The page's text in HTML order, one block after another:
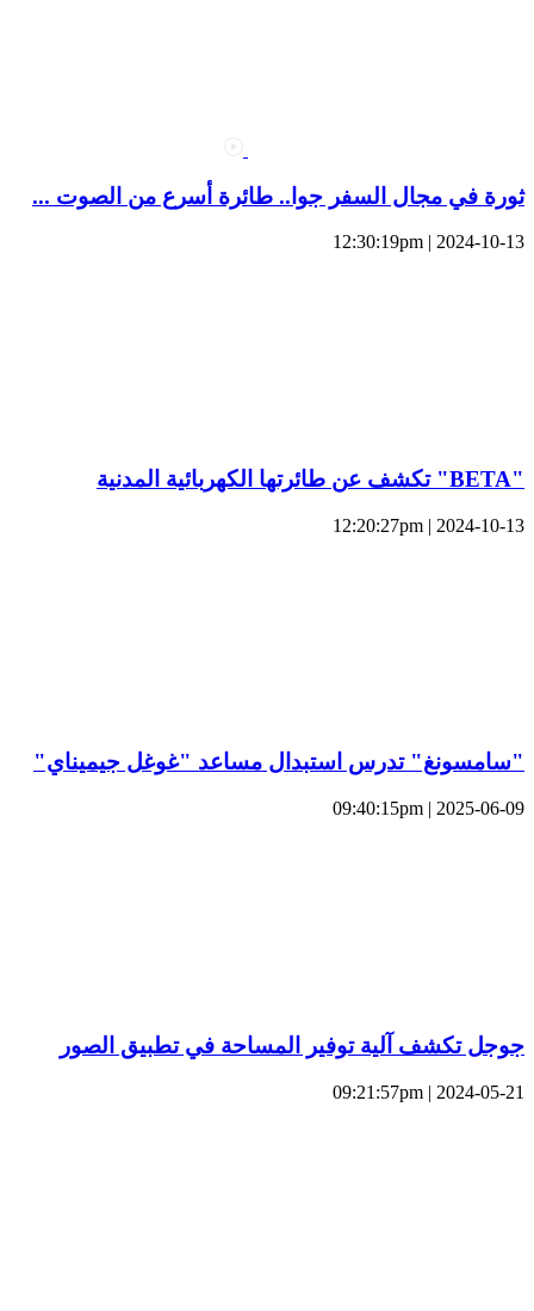
ثورة في مجال السفر جوا.. طائرة أسرع من الصوت ...
2024-10-13 | 12:30:19pm
"BETA" تكشف عن طائرتها الكهربائية المدنية
2024-10-13 | 12:20:27pm
"سامسونغ" تدرس استبدال مساعد "غوغل جيميناي"
2025-06-09 | 09:40:15pm
جوجل تكشف آلية توفير المساحة في تطبيق الصور
2024-05-21 | 09:21:57pm